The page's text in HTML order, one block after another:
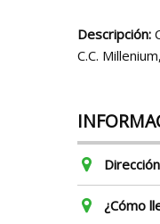
Descripción:
C.C.
¿Cómo